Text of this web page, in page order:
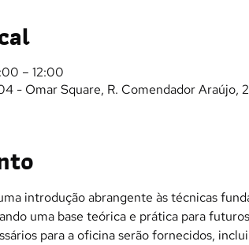
– 12:00
- Omar Square, R. Comendador
introdução abrangente às técnicas
uma base teórica e prática para
para a oficina serão fornecidos,